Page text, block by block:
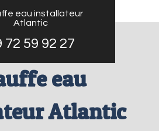
eau installateur
Atlantic
72 59 92 27
eau
Atlantic